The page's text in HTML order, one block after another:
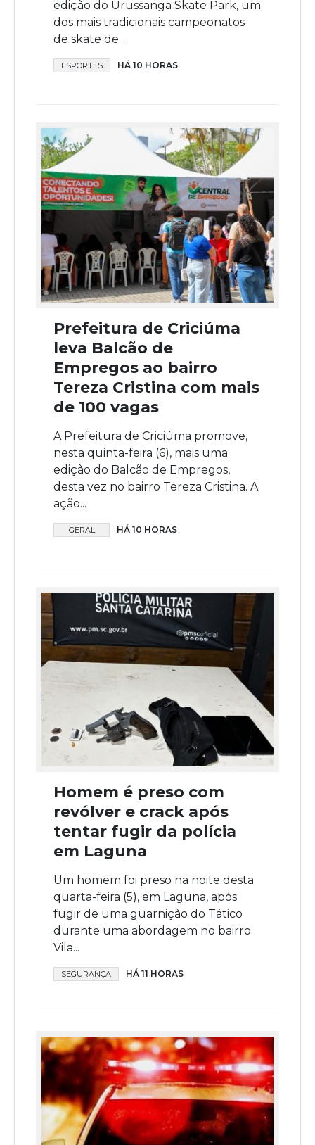
edição do Urussanga Skate Park, um
dos mais tradicionais campeonatos
de skate de...
ESPORTES HÁ 10 HORAS
Prefeitura de Criciúma
leva Balcão de
Empregos ao bairro
Tereza Cristina com mais
de 100 vagas
A Prefeitura de Criciúma promove,
nesta quinta-feira (6), mais uma
edição do Balcão de Empregos,
desta vez no bairro Tereza Cristina. A
ação...
GERAL HÁ 10 HORAS
Homem é preso com
revólver e crack após
tentar fugir da polícia
em Laguna
Um homem foi preso na noite desta
quarta-feira (5), em Laguna, após
fugir de uma guarnição do Tático
durante uma abordagem no bairro
Vila...
SEGURANÇA HÁ 11 HORAS